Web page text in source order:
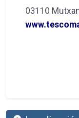
03110